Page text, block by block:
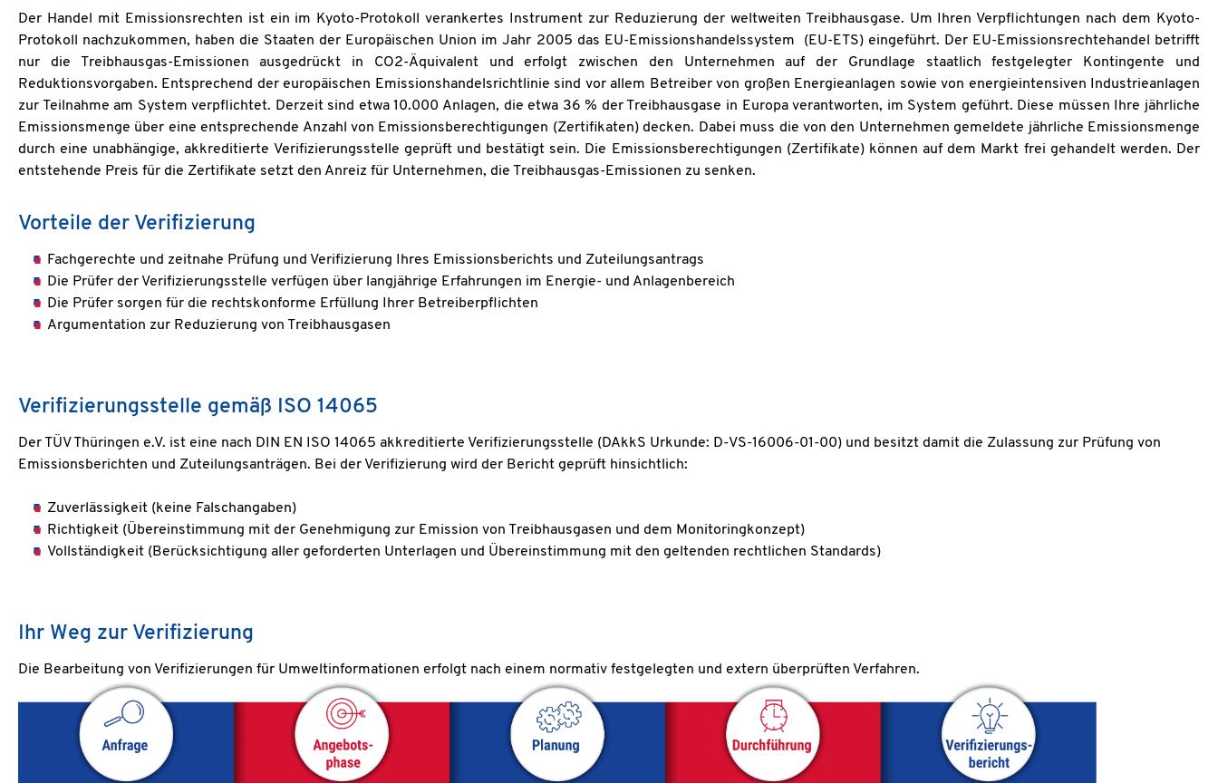
Der Handel mit Emissionsrechten ist ein im Kyoto-Protokoll verankertes Instrument zur Reduzierung der weltweiten Treibhausgase. Um Ihren Verpflichtungen nach dem Kyoto-
Protokoll nachzukommen, haben die Staaten der Europäischen Union im Jahr 2005 das EU-Emissionshandelssystem (EU-ETS) eingeführt. Der EU-Emissionsrechtehandel betrifft
nur die Treibhausgas-Emissionen ausgedrückt in CO2-Äquivalent und erfolgt zwischen den Unternehmen auf der Grundlage staatlich festgelegter Kontingente und
Reduktionsvorgaben. Entsprechend der europäischen Emissionshandelsrichtlinie sind vor allem Betreiber von großen Energieanlagen sowie von energieintensiven Industrieanlagen
zur Teilnahme am System verpflichtet. Derzeit sind etwa 10.000 Anlagen, die etwa 36 % der Treibhausgase in Europa verantworten, im System geführt. Diese müssen Ihre jährliche
Emissionsmenge über eine entsprechende Anzahl von Emissionsberechtigungen (Zertifikaten) decken. Dabei muss die von den Unternehmen gemeldete jährliche Emissionsmenge
durch eine unabhängige, akkreditierte Verifizierungsstelle geprüft und bestätigt sein. Die Emissionsberechtigungen (Zertifikate) können auf dem Markt frei gehandelt werden. Der
entstehende Preis für die Zertifikate setzt den Anreiz für Unternehmen, die Treibhausgas-Emissionen zu senken.
Vorteile der Verifizierung
Fachgerechte und zeitnahe Prüfung und Verifizierung Ihres Emissionsberichts und Zuteilungsantrags
Die Prüfer der Verifizierungsstelle verfügen über langjährige Erfahrungen im Energie- und Anlagenbereich
Die Prüfer sorgen für die rechtskonforme Erfüllung Ihrer Betreiberpflichten
Argumentation zur Reduzierung von Treibhausgasen
Verifizierungsstelle gemäß ISO 14065
Der TÜV Thüringen e.V. ist eine nach DIN EN ISO 14065 akkreditierte Verifizierungsstelle (DAkkS Urkunde: D-VS-16006-01-00) und besitzt damit die Zulassung zur Prüfung von
Emissionsberichten und Zuteilungsanträgen. Bei der Verifizierung wird der Bericht geprüft hinsichtlich:
Zuverlässigkeit (keine Falschangaben)
Richtigkeit (Übereinstimmung mit der Genehmigung zur Emission von Treibhausgasen und dem Monitoringkonzept)
Vollständigkeit (Berücksichtigung aller geforderten Unterlagen und Übereinstimmung mit den geltenden rechtlichen Standards)
Ihr Weg zur Verifizierung
Die Bearbeitung von Verifizierungen für Umweltinformationen erfolgt nach einem normativ festgelegten und extern überprüften Verfahren.